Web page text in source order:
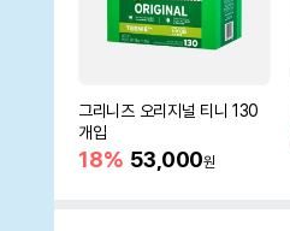
그리니즈 오리지널 티니 130
개입
18% 53,000원